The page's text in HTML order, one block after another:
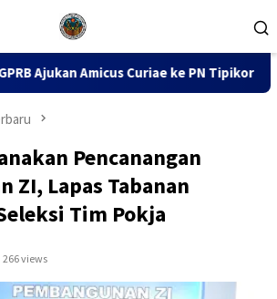
ke PN Tipikor Surabaya 141
Pencanangan
ZI, Lapas Tabanan
Tim Pokja
266 views